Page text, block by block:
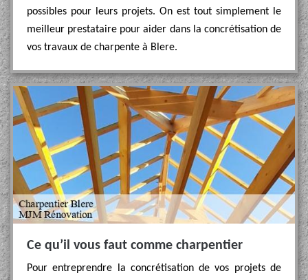
possibles pour leurs projets. On est tout simplement le
meilleur prestataire pour aider dans la concrétisation de
vos travaux de charpente à Blere.
Ce qu’il vous faut comme charpentier
Pour entreprendre la concrétisation de vos projets de